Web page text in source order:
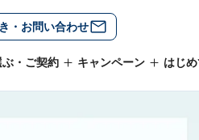
・お問い合わせ
・ご契約 キャンペーン はじ